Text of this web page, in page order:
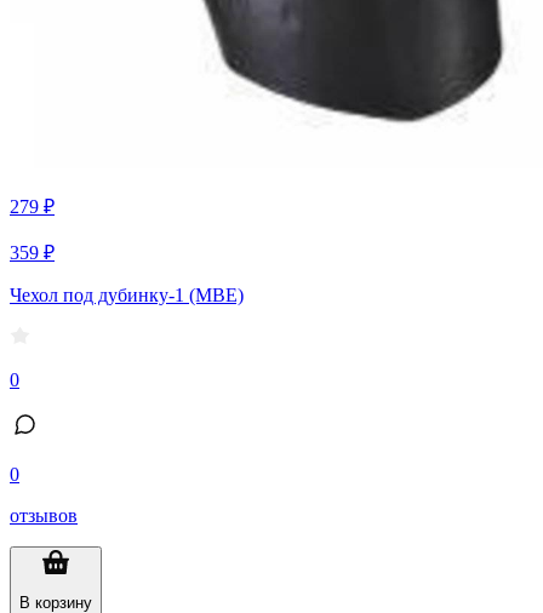
279 ₽
359 ₽
Чехол под дубинку-1 (МВЕ)
0
0
отзывов
В корзину